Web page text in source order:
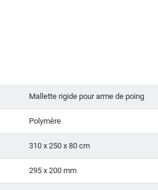
Mallette rigide pour arme de poing
Polymère
310 x 250 x 80 cm
295 x 200 mm